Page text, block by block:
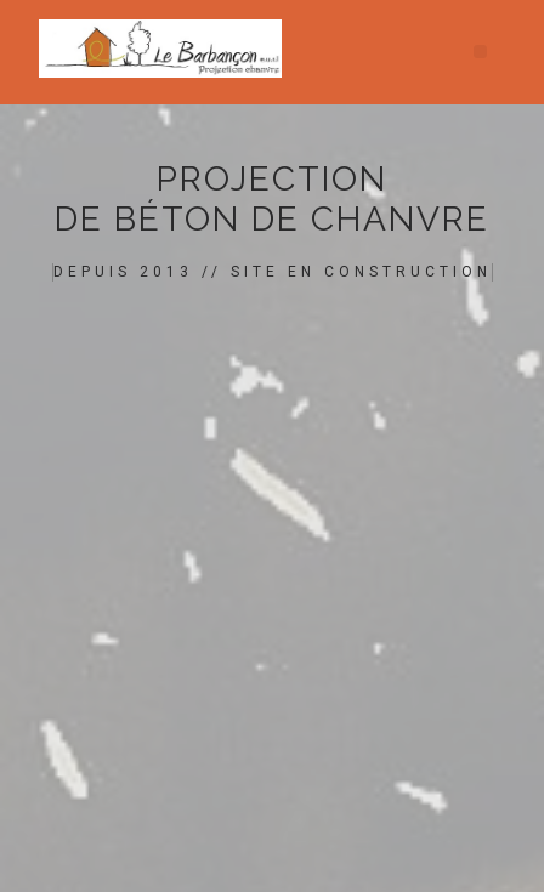
PROJECTION
DE BÉTON DE CHANVRE
DEPUIS 2013 // SITE EN CONSTRUCTION